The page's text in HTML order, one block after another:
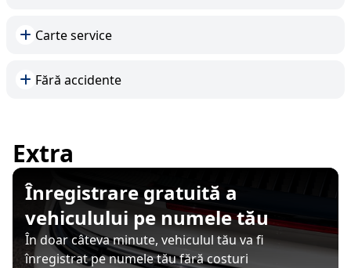
Carte service
Fără accidente
Extra
Înregistrare gratuită a
vehiculului pe numele tău
În doar câteva minute, vehiculul tău va fi
înregistrat pe numele tău fără costuri